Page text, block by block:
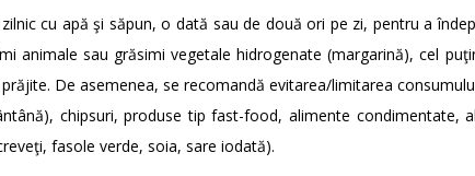
cu apă şi săpun, o dată sau de două ori pe zi, pentru a
animale sau grăsimi vegetale hidrogenate (margarină), cel
De asemenea, se recomandă evitarea/limitarea
chipsuri, produse tip fast-food, alimente
fasole verde, soia, sare iodată).